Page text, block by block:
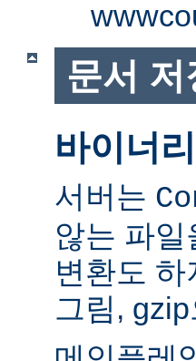
문서 저
바이너
서버는
않는 파일
변환도
그림,